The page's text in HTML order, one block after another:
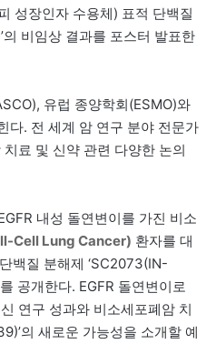
성장인자 수용체) 표적 단백질
비임상 결과를 포스터 발표한
유럽 종양학회(ESMO)와
다. 전 세계 암 연구 분야 전문가
료 및 신약 관련 다양한 논의
내성 돌연변이를 가진 비소
Cell Lung Cancer) 환자를 대
백질 분해제 ‘SC2073(IN-
공개한다. EGFR 돌연변이로
연구 성과와 비소세포폐암 치
의 새로운 가능성을 소개할 예